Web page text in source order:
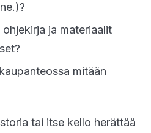
ja materiaalit
mitään
tai itse kello herättää